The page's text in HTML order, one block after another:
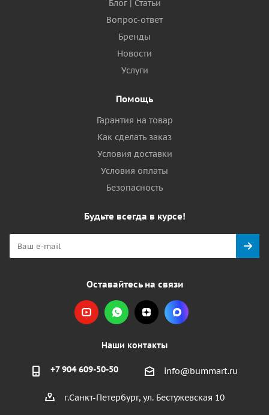
Блог | Статьи
Вопрос-ответ
Бренды
Новости
Услуги
Помощь
Гарантия на товар
Как сделать заказ
Условия доставки
Условия оплаты
Безопасность
Будьте всегда в курсе!
Оставайтесь на связи
Наши контакты
+7 904 609-50-50 info@bummart.ru
г.Санкт-Петербург, ул. Бестужевская 10